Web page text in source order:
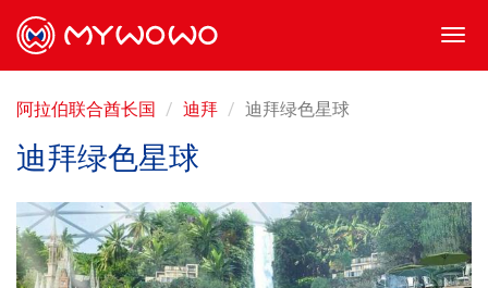
阿拉伯联合酋长国 迪拜 迪拜绿色星球
迪拜绿色星球